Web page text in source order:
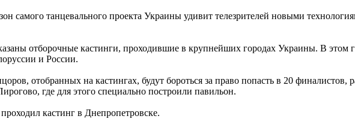
самого танцевального проекта Украины удивит телезрителей новыми
отборочные кастинги, проходившие в крупнейших городах Украины. В этом
и России.
отобранных на кастингах, будут бороться за право попасть в 20
где для этого специально построили павильон.
кастинг в Днепропетровске.